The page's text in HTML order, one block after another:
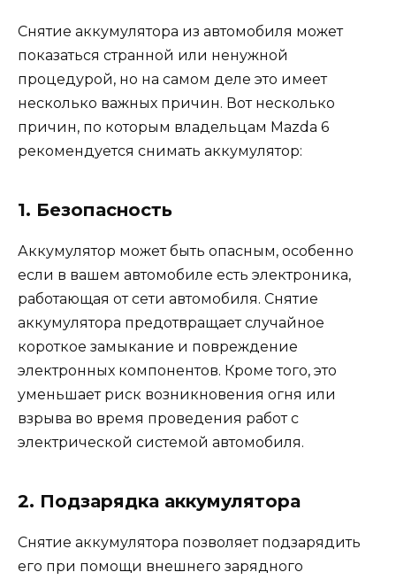
Снятие аккумулятора из автомобиля может
показаться странной или ненужной
процедурой, но на самом деле это имеет
несколько важных причин. Вот несколько
причин, по которым владельцам Mazda 6
рекомендуется снимать аккумулятор:
1. Безопасность
Аккумулятор может быть опасным, особенно
если в вашем автомобиле есть электроника,
работающая от сети автомобиля. Снятие
аккумулятора предотвращает случайное
короткое замыкание и повреждение
электронных компонентов. Кроме того, это
уменьшает риск возникновения огня или
взрыва во время проведения работ с
электрической системой автомобиля.
2. Подзарядка аккумулятора
Снятие аккумулятора позволяет подзарядить
его при помощи внешнего зарядного